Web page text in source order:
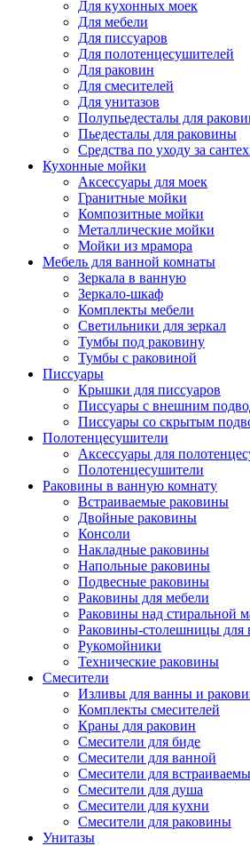
Для кухонных моек
Для мебели
Для писсуаров
Для полотенцесушителей
Для раковин
Для смесителей
Для унитазов
Полупьедесталы для
Пьедесталы для раковины
Средства по уходу за
Кухонные мойки
Аксессуары для моек
Гранитные мойки
Композитные мойки
Металлические мойки
Мойки из мрамора
Мебель для ванной комнаты
Зеркала в ванную
Зеркало-шкаф
Комплекты мебели
Светильники для зеркал
Тумбы под раковину
Тумбы с раковиной
Писсуары
Крышки для писсуаров
Писсуары с внешним
Писсуары со скрытым
Полотенцесушители
Аксессуары для
Полотенцесушители
Раковины в ванную комнату
Встраиваемые раковины
Двойные раковины
Консоли
Накладные раковины
Напольные раковины
Подвесные раковины
Раковины для мебели
Раковины над стиральной
Раковины-столешницы для
Рукомойники
Технические раковины
Смесители
Изливы для ванны и
Комплекты смесителей
Краны для раковин
Смесители для биде
Смесители для ванной
Смесители для
Смесители для душа
Смесители для кухни
Смесители для раковины
Унитазы